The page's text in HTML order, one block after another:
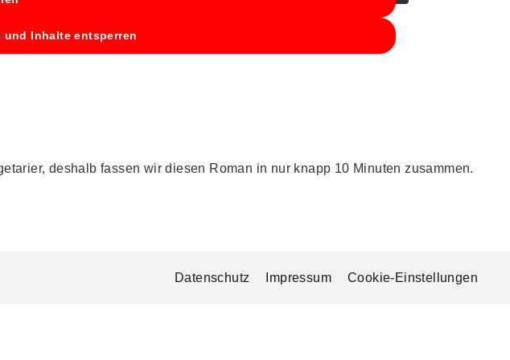
und Inhalte entsperren
deshalb fassen wir diesen Roman in nur knapp 10 Minuten zusammen.
Datenschutz Impressum Cookie-Einstellungen